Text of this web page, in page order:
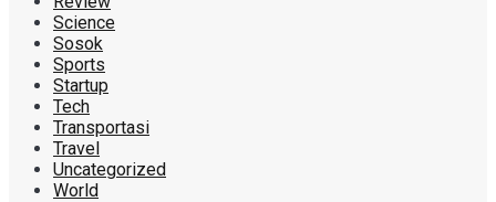
Science
Sosok
Sports
Startup
Tech
Transportasi
Travel
Uncategorized
World